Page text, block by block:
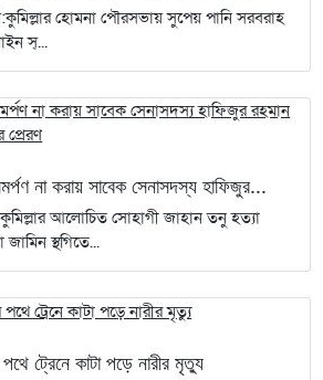
হোমনা পৌরসভায় সুপেয় পানি সরবরাহ
স্...
না করায় সাবেক সেনাসদস্য হাফিজুর...
আলোচিত সোহাগী জাহান তনু হত্যা
স্থগিতে...
পথে ট্রেনে কাটা পড়ে নারীর মৃত্যু